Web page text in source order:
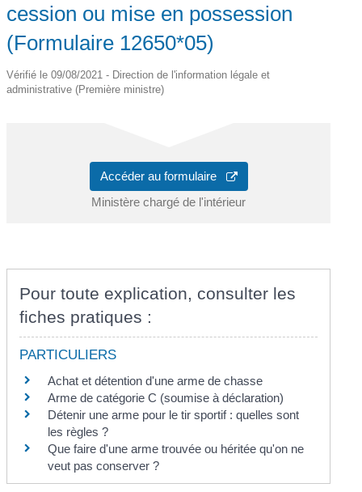
cession ou mise en possession
(Formulaire 12650*05)
Vérifié le 09/08/2021 - Direction de l'information légale et
administrative (Première ministre)
Accéder au formulaire
Ministère chargé de l'intérieur
Pour toute explication, consulter les
fiches pratiques :
PARTICULIERS
Achat et détention d'une arme de chasse
Arme de catégorie C (soumise à déclaration)
Détenir une arme pour le tir sportif : quelles sont
les règles ?
Que faire d'une arme trouvée ou héritée qu'on ne
veut pas conserver ?